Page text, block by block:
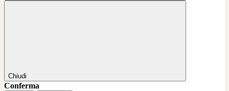
Chiudi
Conferma